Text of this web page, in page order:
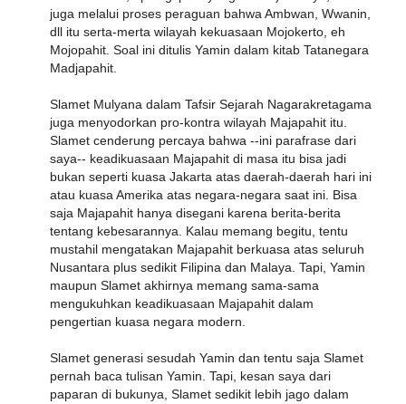
juga melalui proses peraguan bahwa Ambwan, Wwanin,
dll itu serta-merta wilayah kekuasaan Mojokerto, eh
Mojopahit. Soal ini ditulis Yamin dalam kitab Tatanegara
Madjapahit.
Slamet Mulyana dalam Tafsir Sejarah Nagarakretagama
juga menyodorkan pro-kontra wilayah Majapahit itu.
Slamet cenderung percaya bahwa --ini parafrase dari
saya-- keadikuasaan Majapahit di masa itu bisa jadi
bukan seperti kuasa Jakarta atas daerah-daerah hari ini
atau kuasa Amerika atas negara-negara saat ini. Bisa
saja Majapahit hanya disegani karena berita-berita
tentang kebesarannya. Kalau memang begitu, tentu
mustahil mengatakan Majapahit berkuasa atas seluruh
Nusantara plus sedikit Filipina dan Malaya. Tapi, Yamin
maupun Slamet akhirnya memang sama-sama
mengukuhkan keadikuasaan Majapahit dalam
pengertian kuasa negara modern.
Slamet generasi sesudah Yamin dan tentu saja Slamet
pernah baca tulisan Yamin. Tapi, kesan saya dari
paparan di bukunya, Slamet sedikit lebih jago dalam